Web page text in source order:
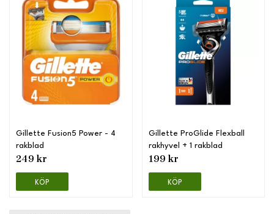
Gillette Fusion5 Power - 4
rakblad
249 kr
KÖP
Gillette ProGlide Flexball
rakhyvel + 1 rakblad
199 kr
KÖP